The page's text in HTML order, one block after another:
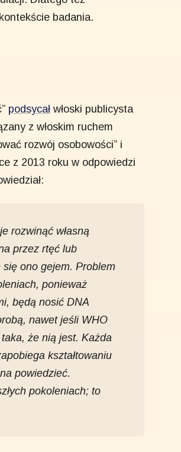
badania.
podsycał włoski publicysta
z włoskim ruchem
rozwój osobowości” i
z 2013 roku w odpowiedzi
rozwinąć własną
przez rtęć lub
ono gejem. Problem
ponieważ
będą nosić DNA
nawet jeśli WHO
że ​​nią jest. Każda
kształtowaniu
powiedzieć.
pokoleniach; to